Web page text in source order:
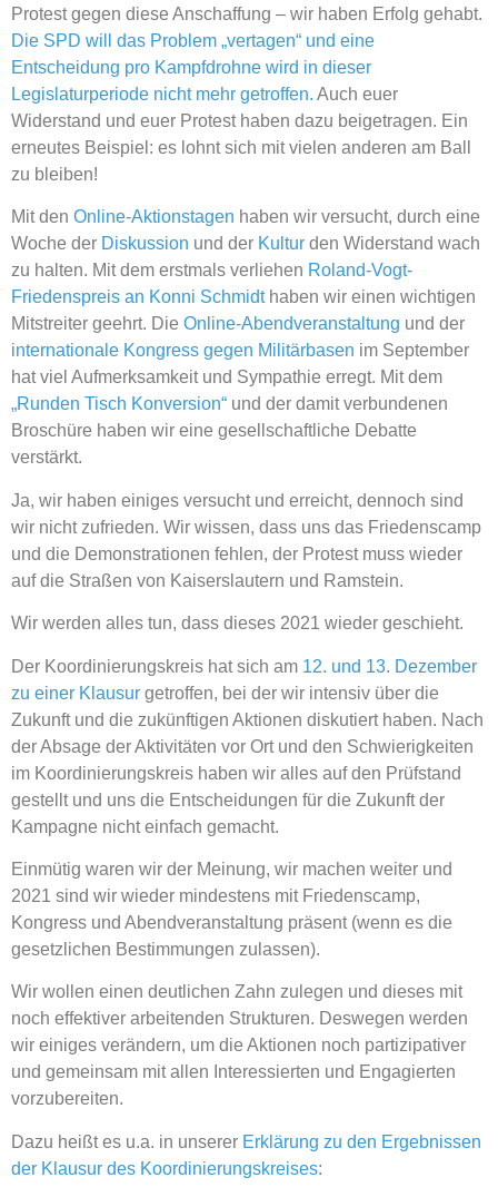
Protest gegen diese Anschaffung – wir haben Erfolg gehabt.
Die SPD will das Problem „vertagen“ und eine
Entscheidung pro Kampfdrohne wird in dieser
Legislaturperiode nicht mehr getroffen. Auch euer
Widerstand und euer Protest haben dazu beigetragen. Ein
erneutes Beispiel: es lohnt sich mit vielen anderen am Ball
zu bleiben!
Mit den Online-Aktionstagen haben wir versucht, durch eine
Woche der Diskussion und der Kultur den Widerstand wach
zu halten. Mit dem erstmals verliehen Roland-Vogt-
Friedenspreis an Konni Schmidthaben wir einen wichtigen
Mitstreiter geehrt. Die Online-Abendveranstaltung und der
internationale Kongress gegen Militärbasen im September
hat viel Aufmerksamkeit und Sympathie erregt. Mit dem
„Runden Tisch Konversion“ und der damit verbundenen
Broschüre haben wir eine gesellschaftliche Debatte
verstärkt.
Ja, wir haben einiges versucht und erreicht, dennoch sind
wir nicht zufrieden. Wir wissen, dass uns das Friedenscamp
und die Demonstrationen fehlen, der Protest muss wieder
auf die Straßen von Kaiserslautern und Ramstein.
Wir werden alles tun, dass dieses 2021 wieder geschieht.
Der Koordinierungskreis hat sich am 12. und 13. Dezember
zu einer Klausur getroffen, bei der wir intensiv über die
Zukunft und die zukünftigen Aktionen diskutiert haben. Nach
der Absage der Aktivitäten vor Ort und den Schwierigkeiten
im Koordinierungskreis haben wir alles auf den Prüfstand
gestellt und uns die Entscheidungen für die Zukunft der
Kampagne nicht einfach gemacht.
Einmütig waren wir der Meinung, wir machen weiter und
2021 sind wir wieder mindestens mit Friedenscamp,
Kongress und Abendveranstaltung präsent (wenn es die
gesetzlichen Bestimmungen zulassen).
Wir wollen einen deutlichen Zahn zulegen und dieses mit
noch effektiver arbeitenden Strukturen. Deswegen werden
wir einiges verändern, um die Aktionen noch partizipativer
und gemeinsam mit allen Interessierten und Engagierten
vorzubereiten.
Dazu heißt es u.a. in unserer Erklärung zu den Ergebnissen
der Klausur des Koordinierungskreises: